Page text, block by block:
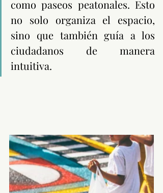
como paseos peatonales. Esto
no solo organiza el espacio,
sino que también guía a los
ciudadanos de manera
intuitiva.